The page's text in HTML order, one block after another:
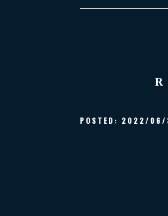
POSTED: 2022/06/